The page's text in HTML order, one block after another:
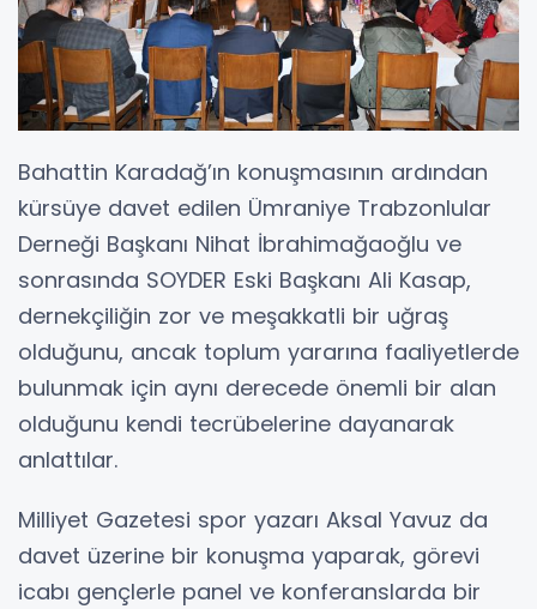
Bahattin Karadağ’ın konuşmasının ardından
kürsüye davet edilen Ümraniye Trabzonlular
Derneği Başkanı Nihat İbrahimağaoğlu ve
sonrasında SOYDER Eski Başkanı Ali Kasap,
dernekçiliğin zor ve meşakkatli bir uğraş
olduğunu, ancak toplum yararına faaliyetlerde
bulunmak için aynı derecede önemli bir alan
olduğunu kendi tecrübelerine dayanarak
anlattılar.
Milliyet Gazetesi spor yazarı Aksal Yavuz da
davet üzerine bir konuşma yaparak, görevi
icabı gençlerle panel ve konferanslarda bir